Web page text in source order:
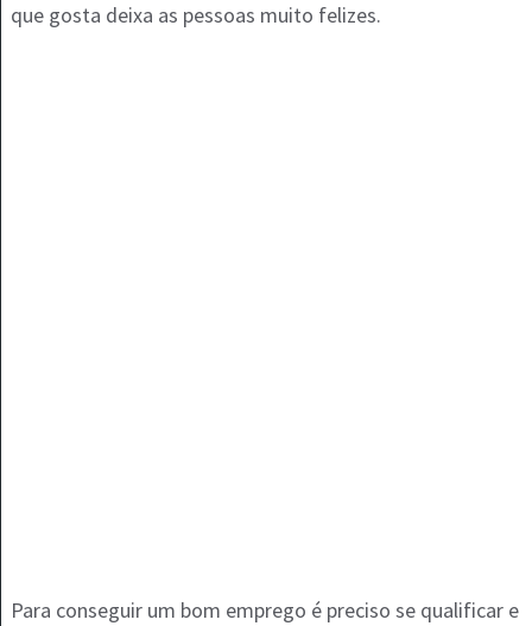
que gosta deixa as pessoas muito felizes.
Para conseguir um bom emprego é preciso se qualificar e